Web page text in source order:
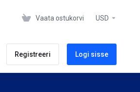
Vaata ostukorvi USD
Registreeri Logi sisse